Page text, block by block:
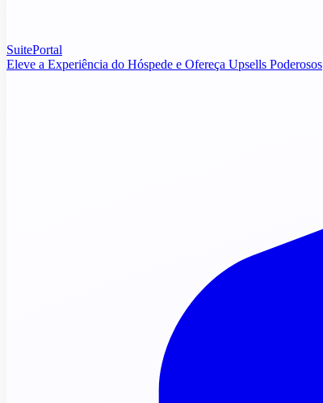
SuitePortal
Eleve a Experiência do Hóspede e Ofereça Upsells Poderosos